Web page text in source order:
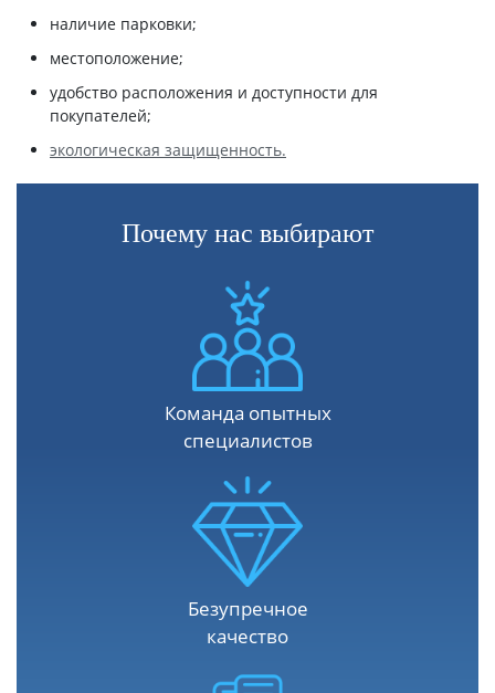
наличие парковки;
местоположение;
удобство расположения и доступности для
покупателей;
экологическая защищенность.
Почему нас выбирают
Команда опытных
специалистов
Безупречное
качество